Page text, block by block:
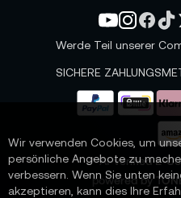
e
Werde Teil unserer
SICHERE
📌 AI-verified E-
powered by
Wir verwenden Cookies, um
persönliche Angebote zu
verbessern. Wenn Sie unten
akzeptieren, kann dies Ihre